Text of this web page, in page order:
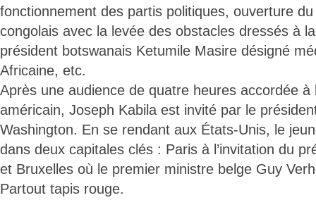
fonctionnement des partis politiques, ouverture
congolais avec la levée des obstacles dressés à
président botswanais Ketumile Masire désigné
Africaine, etc.
Après une audience de quatre heures accordée à
américain, Joseph Kabila est invité par le
Washington. En se rendant aux États-Unis, le
dans deux capitales clés : Paris à l’invitation du
et Bruxelles où le premier ministre belge Guy
Partout tapis rouge.